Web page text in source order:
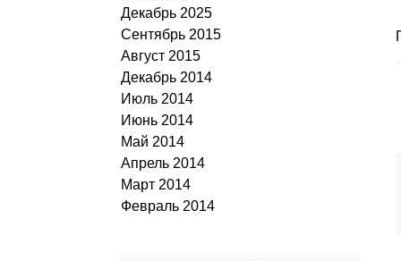
Декабрь 2025
Сентябрь 2015
Август 2015
Декабрь 2014
Июль 2014
Июнь 2014
Май 2014
Апрель 2014
Март 2014
Февраль 2014